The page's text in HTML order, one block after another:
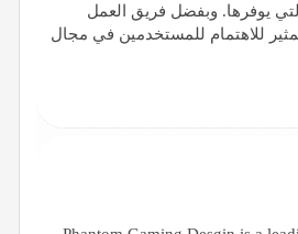
يوفرها. وبفضل فريق العمل
للاهتمام للمستخدمين في مجال